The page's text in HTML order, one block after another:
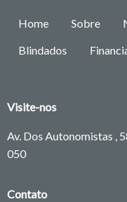
Home Sobre
Blindados
Visite-nos
Av. Dos Autonomistas ,
050
Contato